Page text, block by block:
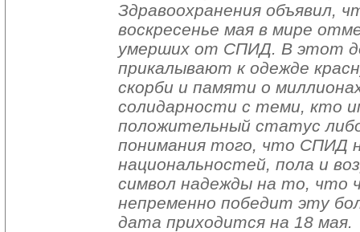
Здравоохранения объявил,
воскресенье мая в мире
умерших от СПИД. В этот
прикалывают к одежде
скорби и памяти о
солидарности с теми, кто
положительный статус
понимания того, что СПИД
национальностей, пола и
символ надежды на то, что
непременно победит эту
дата приходится на 18 мая.